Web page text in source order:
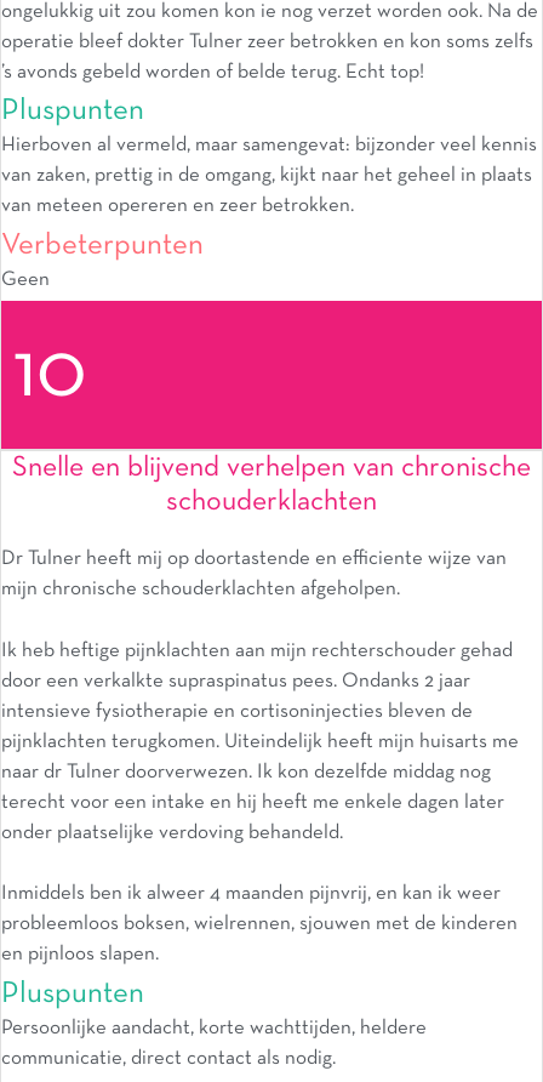
ongelukkig uit zou komen kon ie nog verzet worden ook. Na de
operatie bleef dokter Tulner zeer betrokken en kon soms zelfs
’s avonds gebeld worden of belde terug. Echt top!
Pluspunten
Hierboven al vermeld, maar samengevat: bijzonder veel kennis
van zaken, prettig in de omgang, kijkt naar het geheel in plaats
van meteen opereren en zeer betrokken.
Verbeterpunten
Geen
10
Snelle en blijvend verhelpen van chronische
schouderklachten
Dr Tulner heeft mij op doortastende en efficiente wijze van
mijn chronische schouderklachten afgeholpen.
Ik heb heftige pijnklachten aan mijn rechterschouder gehad
door een verkalkte supraspinatus pees. Ondanks 2 jaar
intensieve fysiotherapie en cortisoninjecties bleven de
pijnklachten terugkomen. Uiteindelijk heeft mijn huisarts me
naar dr Tulner doorverwezen. Ik kon dezelfde middag nog
terecht voor een intake en hij heeft me enkele dagen later
onder plaatselijke verdoving behandeld.
Inmiddels ben ik alweer 4 maanden pijnvrij, en kan ik weer
probleemloos boksen, wielrennen, sjouwen met de kinderen
en pijnloos slapen.
Pluspunten
Persoonlijke aandacht, korte wachttijden, heldere
communicatie, direct contact als nodig.